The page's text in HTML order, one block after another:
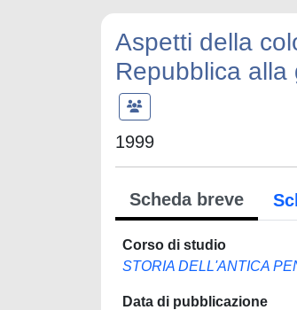
Aspetti della
Repubblica alla
1999
Scheda breve
Corso di studio
STORIA DELL'ANTICA
Data di pubblicazione